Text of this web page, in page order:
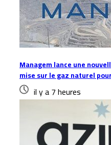
Managem lance une
mise sur le gaz naturel
il y a 7 heures